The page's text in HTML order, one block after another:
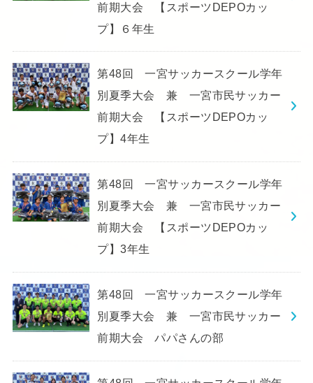
前期大会 【スポーツDEPOカッ
プ】６年生
第48回 一宮サッカースクール学年
別夏季大会 兼 一宮市民サッカー
前期大会 【スポーツDEPOカッ
プ】4年生
第48回 一宮サッカースクール学年
別夏季大会 兼 一宮市民サッカー
前期大会 【スポーツDEPOカッ
プ】3年生
第48回 一宮サッカースクール学年
別夏季大会 兼 一宮市民サッカー
前期大会 パパさんの部